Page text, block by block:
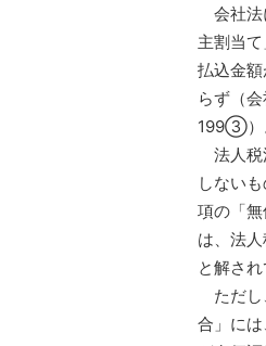
会社
主割当
払込金
らず（
199③）
法人税
しない
項の「
は、法
と解され
ただし
合」に